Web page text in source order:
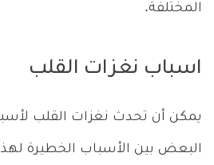
المختلفة.
اسباب نغزات القلب
يمكن أن تحدث نغزات القلب
البعض بين الأسباب الخطيرة